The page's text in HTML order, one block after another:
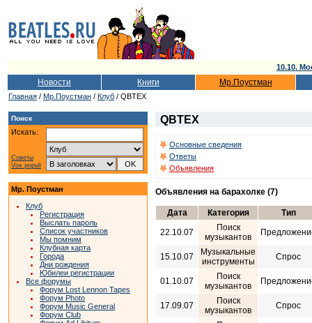
10.10.
Новости Книги Мр.Поустман
Главная / Мр.Поустман / Клуб / QBTEX
Поиск
Искать:
Советы
Vox populi
Мр. Поустман
Клуб
Регистрация
Выслать пароль
Список участников
Мы помним
Клубная карта
Города
Дни рождения
Юбилеи регистрации
Все форумы
Форум Lost Lennon Tapes
Форум Photo
Форум Music General
Форум Club
QBTEX
Основные сведения
Ответы
Объявления
Объявления на барахолке (7)
Дата Категория
Тип
22.10.07
Поиск
музыкантов
15.10.07
Музыкальные
инструменты
Спрос
01.10.07
Поиск
музыкантов
17.09.07
Поиск
музыкантов
Спрос